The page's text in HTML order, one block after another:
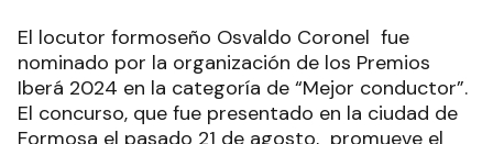
El locutor formoseño Osvaldo Coronel fue
nominado por la organización de los Premios
Iberá 2024 en la categoría de “Mejor conductor”.
El concurso, que fue presentado en la ciudad de
Formosa el pasado 21 de agosto, promueve el